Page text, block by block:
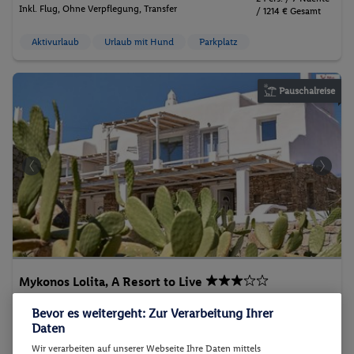
Inkl. Flug, Ohne Verpflegung, Transfer
/ 1214 € Gesamt
Aktivurlaub Urlaub mit Hund Parkplatz
Pauschalreise
Mykonos Lolita, A Resort to Live
Bevor es weitergeht: Zur Verarbeitung Ihrer
Daten
Wir verarbeiten auf unserer Webseite Ihre Daten mittels